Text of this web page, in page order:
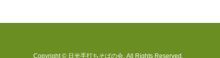
Copyright© 日光手打ちそばの会. All Rights Reserved.